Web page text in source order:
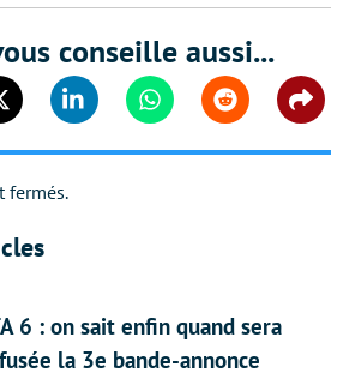
conseille aussi...
Linkedin WhatsappReddit
fermés.
6 : on sait enfin quand sera
la 3e bande-annonce